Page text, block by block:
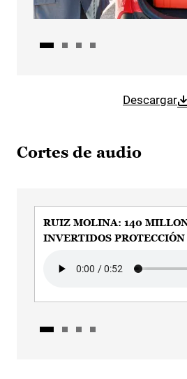
Descargar
Cortes de audio
RUIZ MOLINA: 140
INVERTIDOS